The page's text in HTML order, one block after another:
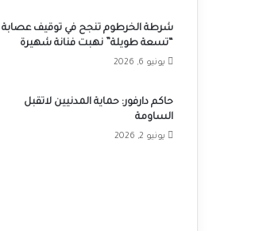
شرطة الخرطوم تنجح في توقيف عصابة
“تسعة طويلة” نهبت فنانة شهيرة
يونيو 6, 2026
حاكم دارفور: حماية المدنيين لاتقبل
الساومة
يونيو 2, 2026